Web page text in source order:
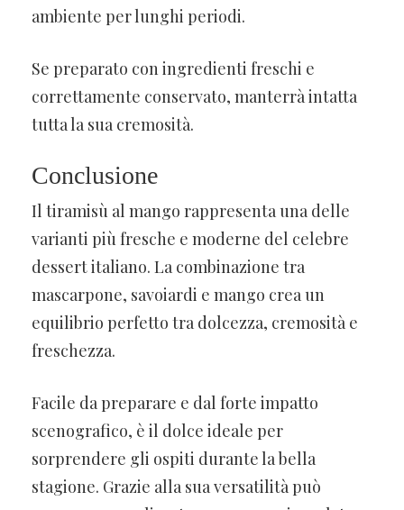
ambiente per lunghi periodi.
Se preparato con ingredienti freschi e
correttamente conservato, manterrà intatta
tutta la sua cremosità.
Conclusione
Il tiramisù al mango rappresenta una delle
varianti più fresche e moderne del celebre
dessert italiano. La combinazione tra
mascarpone, savoiardi e mango crea un
equilibrio perfetto tra dolcezza, cremosità e
freschezza.
Facile da preparare e dal forte impatto
scenografico, è il dolce ideale per
sorprendere gli ospiti durante la bella
stagione. Grazie alla sua versatilità può